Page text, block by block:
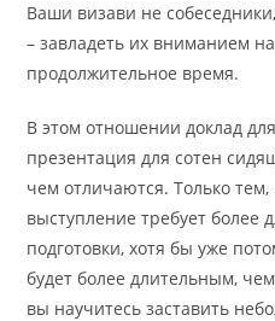
Ваши визави не
– завладеть их вниманием
продолжительное время.
В этом отношении доклад
презентация для сотен
чем отличаются. Только
выступление требует более
подготовки, хотя бы уже
будет более длительным,
вы научитесь заставить